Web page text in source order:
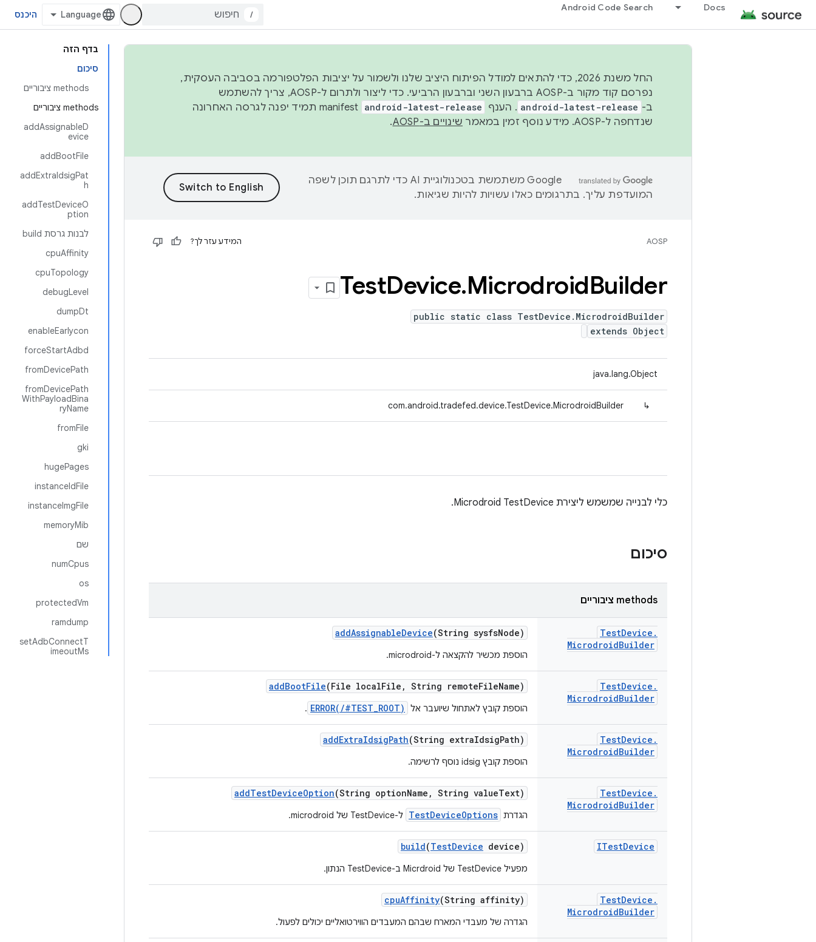
Docs
Android Code Search
/ היכנס
בדף הזה
סיכום
‫methods ציבוריים
‫methods ציבוריים
addAssignableD
evice
addBootFile
addExtraIdsigPat
h
addTestDeviceO
ption
לבנות גרסת build
cpuAffinity
cpuTopology
debugLevel
dumpDt
enableEarlycon
forceStartAdbd
fromDevicePath
fromDevicePath
WithPayloadBina
ryName
fromFile
gki
hugePages
instanceIdFile
instanceImgFile
memoryMib
שם
numCpus
os
protectedVm
ramdump
setAdbConnectT
imeoutMs
החל משנת 2026, כדי להתאים למודל הפיתוח היציב שלנו ולשמור על יציבות הפלטפורמה בסביבה העסקית,
נפרסם קוד מקור ב-AOSP ברבעון השני וברבעון הרביעי. כדי ליצור ולתרום ל-AOSP, צריך להשתמש
ב- android-latest-release . הענף android-latest-release
manifest תמיד יפנה לגרסה האחרונה
שנדחפה ל-AOSP. מידע נוסף זמין במאמר
שינויים ב-AOSP .
‫Google משתמשת בטכנולוגיית AI כדי לתרגם תוכן לשפה
המועדפת עליך. בתרגומים כאלו עשויות להיות שגיאות.
AOSP המידע עזר לך?
TestDevice.MicrodroidBuilder
public static class TestDevice.MicrodroidBuilder
extends Object
java.lang.Object
↳
com.android.tradefed.device.TestDevice.MicrodroidBuilder
כלי לבנייה שמשמש ליצירת Microdroid TestDevice.
סיכום
‫methods ציבוריים
TestDevice .
MicrodroidBuilder
addAssignableDevice(String sysfsNode)
הוספת מכשיר להקצאה ל-microdroid.
TestDevice .
MicrodroidBuilder
addBootFile(File localFile , String remoteFileName)
הוספת קובץ לאתחול שיועבר אל ERROR(/#TEST_ROOT)
.
TestDevice .
MicrodroidBuilder
addExtraIdsigPath(String extraIdsigPath)
הוספת קובץ idsig נוסף לרשימה.
TestDevice .
MicrodroidBuilder
addTestDeviceOption(String optionName , String valueText)
הגדרת TestDeviceOptions ל-TestDevice של microdroid.
ITestDevice
build(TestDevice device)
מפעיל TestDevice של Micrdroid ב-TestDevice הנתון.
TestDevice .
MicrodroidBuilder
cpuAffinity(String affinity)
הגדרה של מעבדי המארח שבהם המעבדים הווירטואליים יכולים לפעול.